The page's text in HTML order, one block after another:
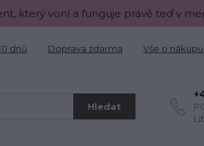
který voní a funguje právě teď v
dnů Doprava zdarma Vše o nákupu
Hledat